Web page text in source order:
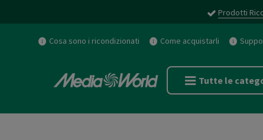
Prodotti
Cosa sono i ricondizionati Come acquistarli
Tutte le